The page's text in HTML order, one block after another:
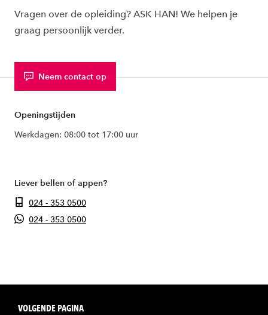
Vragen over de opleiding? ASK HAN! We helpen je
graag persoonlijk verder.
Neem contact op
Openingstijden
Werkdagen: 08:00 tot 17:00 uur
Liever bellen of appen?
024 - 353 0500
024 - 353 0500
VOLGENDE PAGINA